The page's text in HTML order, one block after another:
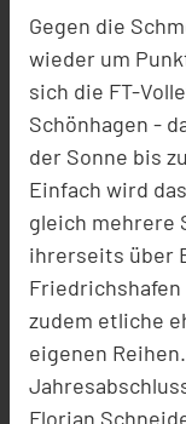
Gegen die
wieder um
sich die FT-
Schönhagen -
der Sonne bis
Einfach wird
gleich mehrere
ihrerseits über
zudem etliche
eigenen
Florian